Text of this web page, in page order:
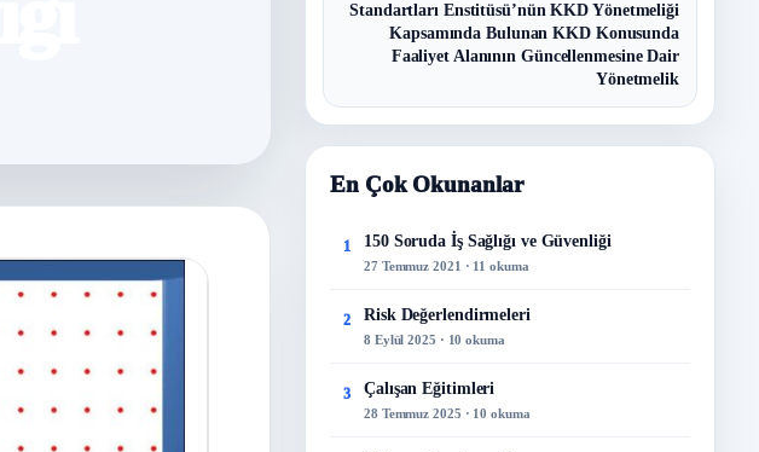
Standartları Enstitüsü’nün KKD Yönetmeliği
Kapsamında Bulunan KKD Konusunda
Faaliyet Alanının Güncellenmesine Dair
Yönetmelik
En Çok Okunanlar
1 150 Soruda İş Sağlığı ve Güvenliği
27 Temmuz 2021 · 11 okuma
2 Risk Değerlendirmeleri
8 Eylül 2025 · 10 okuma
3 Çalışan Eğitimleri
28 Temmuz 2025 · 10 okuma